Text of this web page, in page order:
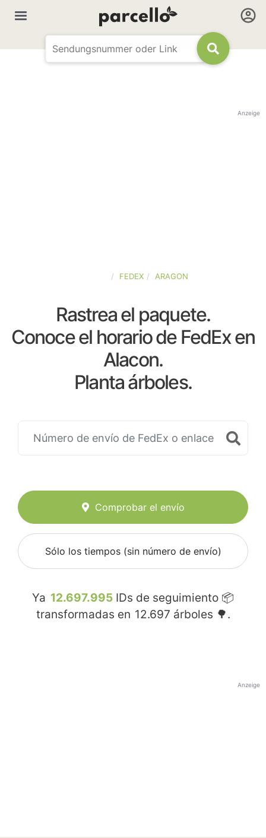
Anzeige
FEDEX ARAGON
Rastrea el paquete.
Conoce el horario de FedEx en
Alacon.
Planta árboles.
Comprobar el envío
Sólo los tiempos (sin número de envío)
Ya 12.697.995 IDs de seguimiento 📦
transformadas en 12.697 árboles 🌳.
Anzeige